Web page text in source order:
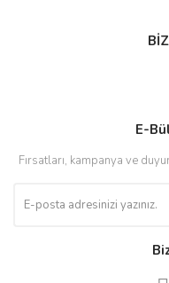
E-
Fırsatları, kampanya ve